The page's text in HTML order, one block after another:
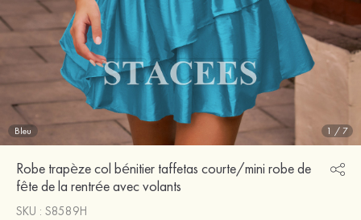
Bleu 1 /7
Robe trapèze col bénitier taffetas courte/mini robe de
fête de la rentrée avec volants
SKU : S8589H